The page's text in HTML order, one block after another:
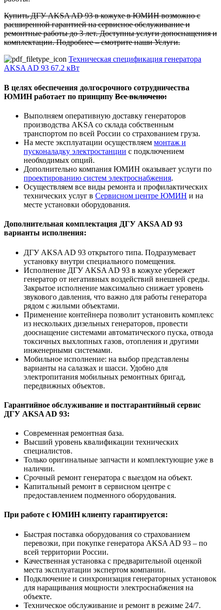
Купить ДГУ AKSA AD 93 в кожухе в ЮМИН возможно с
расширенной гарантией на сервисное обслуживание и
ремонтные работы до 3 лет. Доступны услуги допоснащения и
комплектации. Подробнее – смотрите наши Услуги.
Техническая спецификация генератора
AKSA AD 93 67.2 кВт
В целях обеспечения долгосрочного сотрудничества
ЮМИН работает по принципу Все включено:
Выполняем оперативную доставку генераторов
производства AKSA со склада собственным
транспортом по всей России со страхованием груза.
На месте эксплуатации осуществляем монтаж и
пусконаладку электростанции с подключением
необходимых опций.
Дополнительно компания ЮМИН оказывает услуги по
проектированию систем электроснабжения.
Осуществляем все виды ремонта и профилактических
технических услуг в Сервисном центре ЮМИН и на
месте установки оборудования.
Дополнительная комплектация ДГУ AKSA AD 93
варианты исполнения:
ДГУ AKSA AD 93 открытого типа. Подразумевает
установку внутри специального помещения.
Исполнение ДГУ AKSA AD 93 в кожухе убережет
генератор от негативных воздействий внешней среды.
Закрытое исполнение максимально снижает уровень
звукового давления, что важно для работы генератора
рядом с жилыми объектами.
Применение контейнера позволит установить комплекс
из нескольких дизельных генераторов, провести
дооснащение системами автоматического пуска, отвода
токсичных выхлопных газов, отопления и другими
инженерными системами.
Мобильное исполнение: на выбор представлены
варианты на салазках и шасси. Удобно для
электропитания мобильных ремонтных бригад,
передвижных объектов.
Гарантийное обслуживание и постгарантийный сервис
ДГУ AKSA AD 93:
Современная ремонтная база.
Высший уровень квалификации технических
специалистов.
Только оригинальные запчасти и комплектующие уже в
наличии.
Срочный ремонт генератора с выездом на объект.
Капитальный ремонт в сервисном центре с
предоставлением подменного оборудования.
При работе с ЮМИН клиенту гарантируется:
Быстрая поставка оборудования со страхованием
перевозки, при покупке генератора AKSA AD 93 – по
всей территории России.
Качественная установка с предварительной оценкой
места эксплуатации экспертом компании.
Подключение и синхронизация генераторных установок
для наращивания мощности электроснабжения на
объекте.
Техническое обслуживание и ремонт в режиме 24/7.